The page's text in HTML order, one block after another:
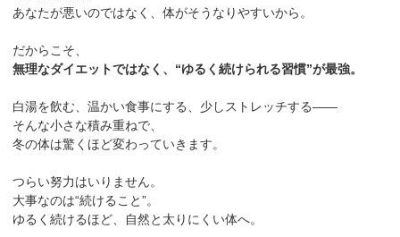
あなたが悪いのではなく、体がそうなりやすいから。
だからこそ、
無理なダイエットではなく、“ゆるく続けられる習慣”が最強。
白湯を飲む、温かい食事にする、少しストレッチする——
そんな小さな積み重ねで、
冬の体は驚くほど変わっていきます。
つらい努力はいりません。
大事なのは“続けること”。
ゆるく続けるほど、自然と太りにくい体へ。